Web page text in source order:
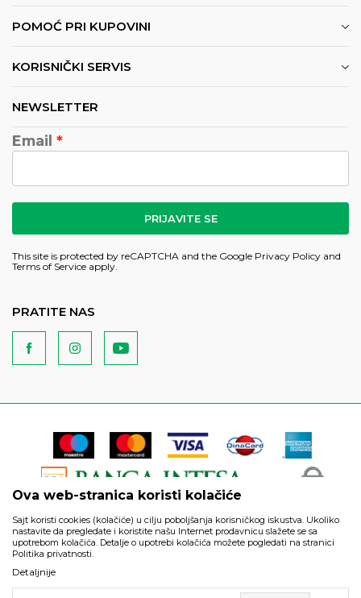
POMOĆ PRI KUPOVINI
KORISNIČKI SERVIS
NEWSLETTER
Email
PRIJAVITE SE
This site is protected by reCAPTCHA and the Google Privacy Policy and
Terms of Service apply.
PRATITE NAS
artikli prikazani na sajtu su deo naše ponude i ne podrazumeva
da su dostupni u svakom trenutku.
Ova web-stranica koristi kolačiće
Sajt koristi cookies (kolačiće) u cilju poboljšanja korisničkog iskustva. Ukoliko
nastavite da pregledate i koristite našu Internet prodavnicu slažete se sa
upotrebom kolačića. Detalje o upotrebi kolačića možete pogledati na stranici
Politika privatnosti.
Detaljnije